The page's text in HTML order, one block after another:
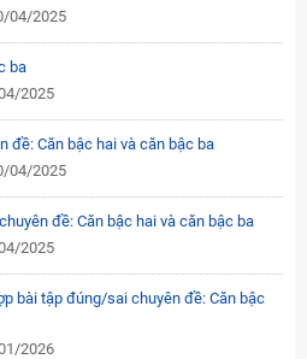
04/2025
ba
2025
đề: Căn bậc hai và căn bậc ba
04/2025
đề: Căn bậc hai và căn bậc ba
2025
bài tập đúng/sai chuyên đề: Căn bậc
2026